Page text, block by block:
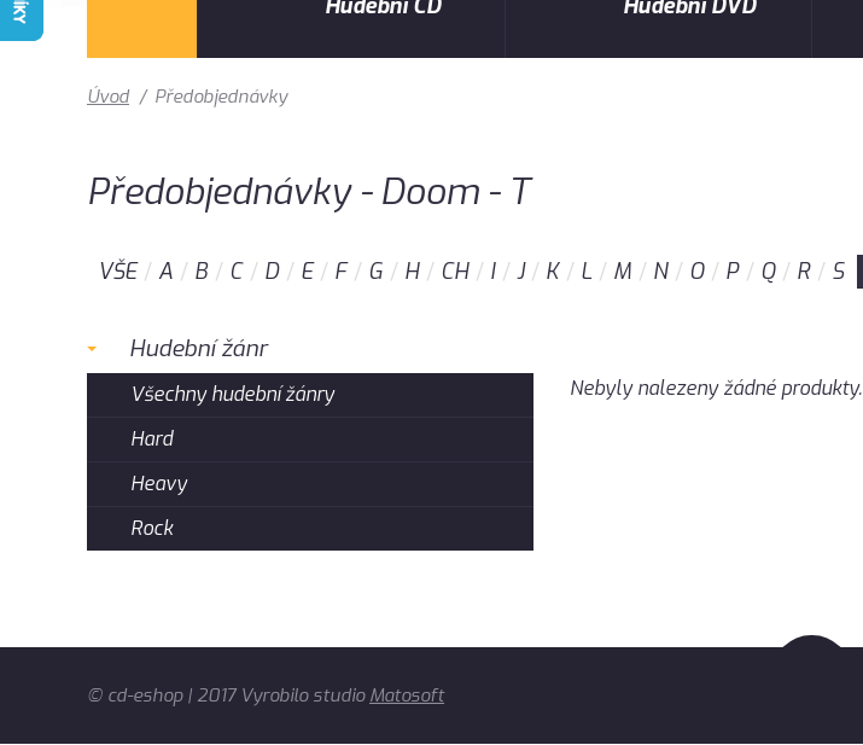
Hudební CD Hudební DVD
Úvod / Předobjednávky
Předobjednávky - Doom - T
VŠE A B C D E F G H CH I J K L M N O P Q R S
Hudební žánr
Všechny hudební žánry
Hard
Heavy
Rock
Nebyly nalezeny žádné produkty.
© cd-eshop | 2017 Vyrobilo studio Matosoft